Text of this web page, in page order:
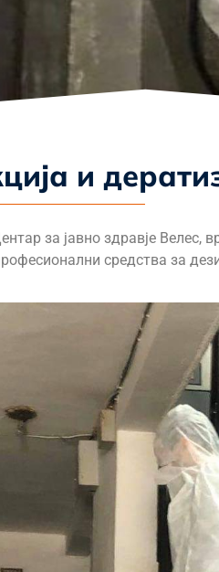
и
за јавно здравје Велес,
средства за